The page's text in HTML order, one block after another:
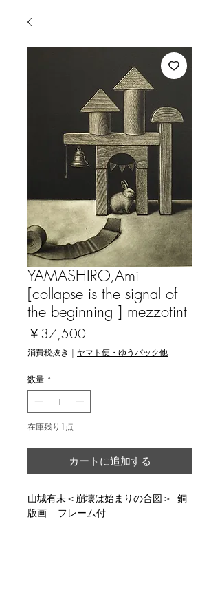
YAMASHIRO,Ami
[collapse is the signal of
the beginning ] mezzotint
￥37,500
格
消費税抜き | ヤマト便・ゆうパック他
数量 *
在庫残り1点
カートに追加する
山城有未＜崩壊は始まりの合図＞ 銅
版画 フレーム付